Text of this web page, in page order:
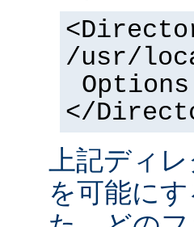
/usr/
Options
</
上記ディ
を可能に